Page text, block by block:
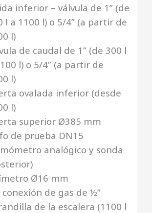
inferior – válvula de 1” (de
l a 1100 l) o 5/4” (a partir de
l)
de caudal de 1” (de 300 l
l) o 5/4” (a partir de
l)
ovalada inferior (desde
l)
superior Ø385 mm
de prueba DN15
analógico y sonda
Ø16 mm
conexión de gas de ½”
de la escalera (1100 l